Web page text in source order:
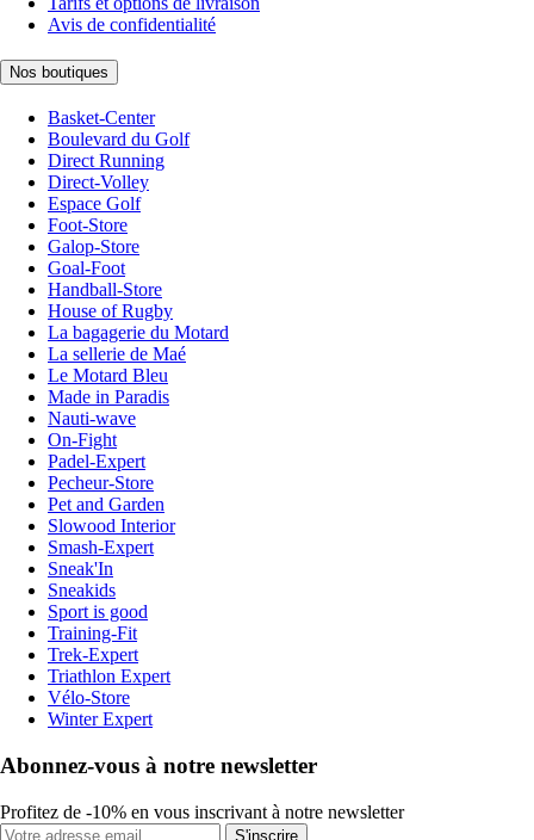
Avis de confidentialité
Nos boutiques
Basket-Center
Boulevard du Golf
Direct Running
Direct-Volley
Espace Golf
Foot-Store
Galop-Store
Goal-Foot
Handball-Store
House of Rugby
La bagagerie du Motard
La sellerie de Maé
Le Motard Bleu
Made in Paradis
Nauti-wave
On-Fight
Padel-Expert
Pecheur-Store
Pet and Garden
Slowood Interior
Smash-Expert
Sneak'In
Sneakids
Sport is good
Training-Fit
Trek-Expert
Triathlon Expert
Vélo-Store
Winter Expert
Abonnez-vous à notre newsletter
Profitez de -10% en vous inscrivant à notre newsletter
S'inscrire